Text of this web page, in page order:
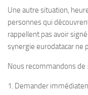
Une autre situation,
personnes qui
rappellent pas avoir
synergie eurodatacar ne
Nous recommandons de :
1. Demander